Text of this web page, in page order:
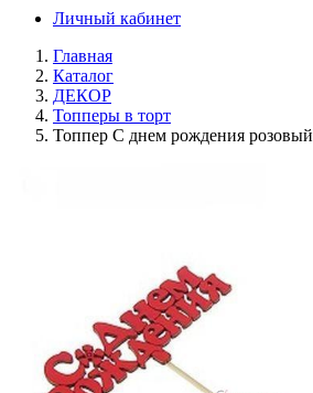
Личный кабинет
Главная
Каталог
ДЕКОР
Топперы в торт
Топпер С днем рождения розовый